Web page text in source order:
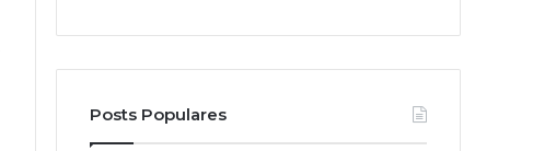
Posts Populares